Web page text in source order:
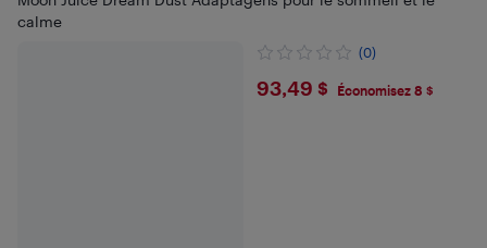
calme
(0)
$93.49
93,49 $ Économisez 8 $